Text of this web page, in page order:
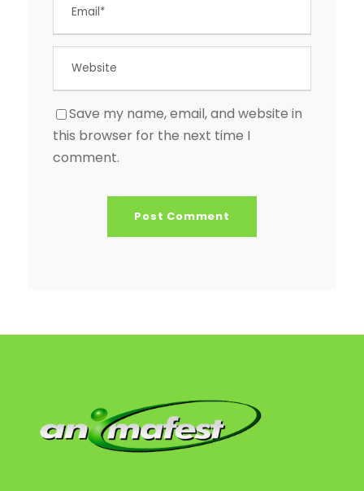
Save my name, email, and website in
this browser for the next time I
comment.